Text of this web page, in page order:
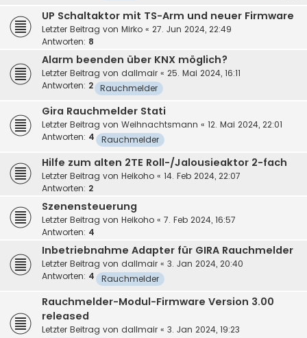
UP Schaltaktor mit TS-Arm und neuer Firmware
Letzter Beitrag von Mirko « 27. Jun 2024, 22:49
Antworten: 8
Alarm beenden über KNX möglich?
Letzter Beitrag von dallmair « 25. Mai 2024, 16:11
Antworten: 2 Rauchmelder
Gira Rauchmelder Stati
Letzter Beitrag von Weihnachtsmann « 12. Mai 2024, 22:01
Antworten: 4 Rauchmelder
Hilfe zum alten 2TE Roll-/Jalousieaktor 2-fach
Letzter Beitrag von Heikoho « 14. Feb 2024, 22:07
Antworten: 2
Szenensteuerung
Letzter Beitrag von Heikoho « 7. Feb 2024, 16:57
Antworten: 4
Inbetriebnahme Adapter für GIRA Rauchmelder
Letzter Beitrag von dallmair « 3. Jan 2024, 20:40
Antworten: 4 Rauchmelder
Rauchmelder-Modul-Firmware Version 3.00
released
Letzter Beitrag von dallmair « 3. Jan 2024, 19:23